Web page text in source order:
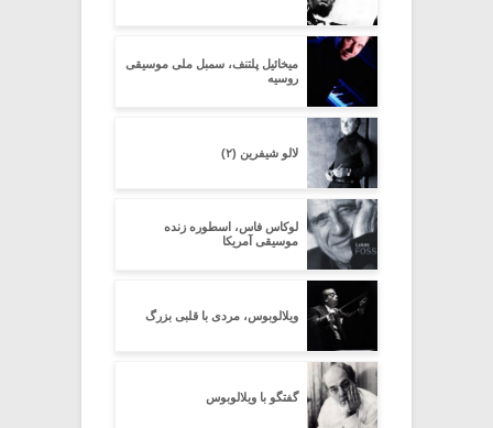
میخائیل پلتنف، سمبل ملی موسیقی
روسیه
لالو شیفرین (۲)
لوکاس فاس، اسطوره زنده
موسیقی آمریکا
ویلالوبوس، مردی با قلبی بزرگ
گفتگو با ویلالوبوس